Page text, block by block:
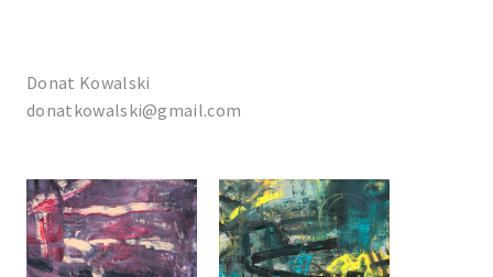
Donat Kowalski
donatkowalski@gmail.com